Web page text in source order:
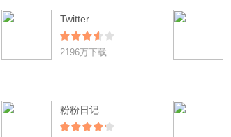
Twitter
2196万下载
粉粉日记